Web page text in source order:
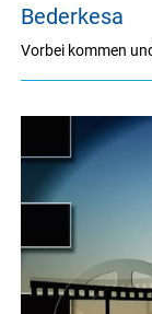
Bederkesa
Vorbei kommen